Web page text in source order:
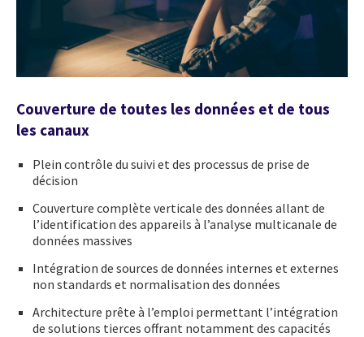
Couverture de toutes les données et de tous
les canaux
Plein contrôle du suivi et des processus de prise de
décision
Couverture complète verticale des données allant de
l’identification des appareils à l’analyse multicanale de
données massives
Intégration de sources de données internes et externes
non standards et normalisation des données
Architecture prête à l’emploi permettant l’intégration
de solutions tierces offrant notamment des capacités